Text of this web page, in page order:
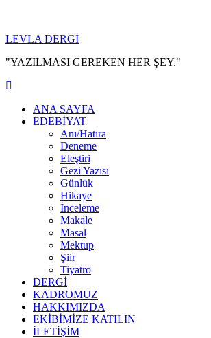
atla
LEVLA DERGİ
"YAZILMASI GEREKEN HER ŞEY."
ANA SAYFA
EDEBİYAT
Anı/Hatıra
Deneme
Eleştiri
Gezi Yazısı
Günlük
Hikaye
İnceleme
Makale
Masal
Mektup
Şiir
Tiyatro
DERGİ
KADROMUZ
HAKKIMIZDA
EKİBİMİZE KATILIN
İLETİŞİM